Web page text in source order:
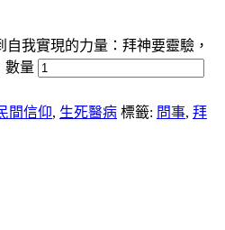
我實現的力量：拜神要靈驗，
數量
間信仰, 生死醫病 標籤: 問事, 拜